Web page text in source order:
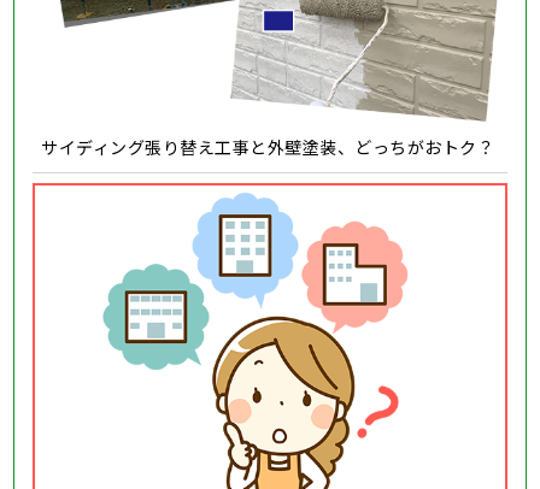
サイディング張り替え工事と外壁塗装、どっちがおトク？